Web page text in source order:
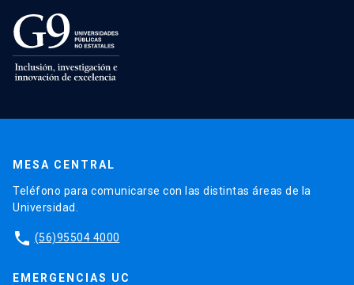
MESA CENTRAL
Teléfono para comunicarse con las distintas áreas de la
Universidad.
phone (56)95504 4000
EMERGENCIAS UC